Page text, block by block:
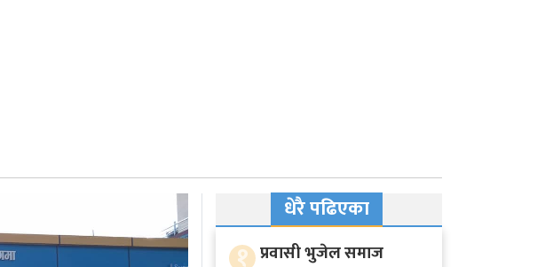
धेरै पढिएका
१ प्रवासी भुजेल समाज